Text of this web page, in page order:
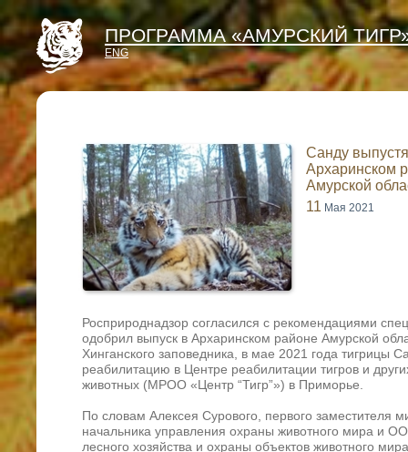
ПРОГРАММА «АМУРСКИЙ
ENG
Санду
Архаринском
Амурской
11 Мая 2021
Росприроднадзор согласился с рекомендациями
одобрил выпуск в Архаринском районе Амурской
Хинганского заповедника, в мае 2021 года тигрицы
реабилитацию в Центре реабилитации тигров и
животных (МРОО «Центр “Тигр”») в Приморье.
По словам Алексея Сурового, первого заместителя
начальника управления охраны животного мира и
лесного хозяйства и охраны объектов животного